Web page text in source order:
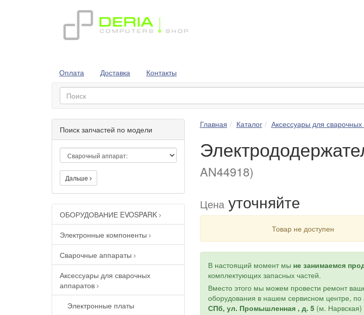
Оплата Доставка Контакты
Поиск запчастей по модели
Дальше
ОБОРУДОВАНИЕ EVOSPARK
Электронные компоненты
Сварочные аппараты
Аксессуары для сварочных
аппаратов
Электронные платы
Главная Каталог Аксессуары для сварочных
AN44918)
Ценауточняйте
Товар не доступен
В настоящий момент мы не занимаемся
комплектующих запасных частей.
Вместо этого мы можем провести ремонт
оборудования в нашем сервисном центре, по
СПб, ул. Промышленная , д. 5(м. Нарвская)